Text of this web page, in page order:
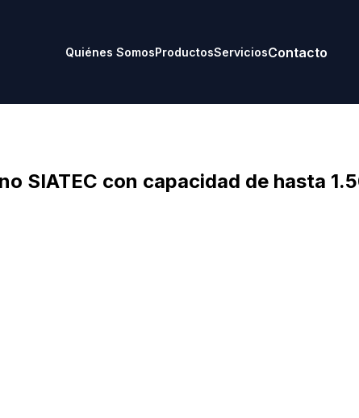
Quiénes SomosProductosServiciosContacto
SIATEC con capacidad de hasta